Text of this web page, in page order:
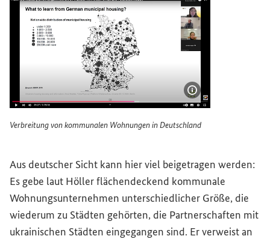
Verbreitung von kommunalen Wohnungen in Deutschland
Aus deutscher Sicht kann hier viel beigetragen werden:
Es gebe laut Höller flächendeckend kommunale
Wohnungsunternehmen unterschiedlicher Größe, die
wiederum zu Städten gehörten, die Partnerschaften mit
ukrainischen Städten eingegangen sind. Er verweist an